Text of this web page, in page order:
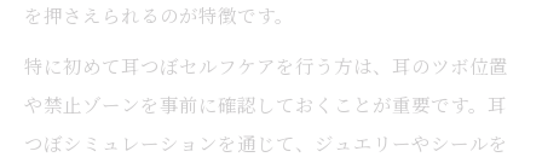
耳つぼの場所を確実に把握して効果を最大
化する
耳つぼシミュレーションで失敗しない位置
確認術
を押さえられるのが特徴です。
特に初めて耳つぼセルフケアを行う方は、耳のツボ位置
や禁止ゾーンを事前に確認しておくことが重要です。耳
つぼシミュレーションを通じて、ジュエリーやシールを